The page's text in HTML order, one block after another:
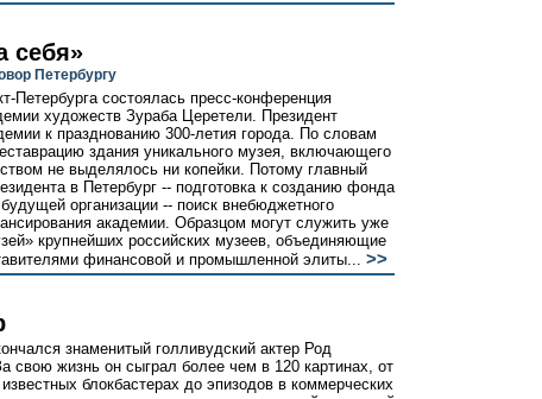
себя»
Петербургу
Петербурга состоялась пресс-конференция
художеств Зураба Церетели. Президент
к празднованию 300-летия города. По словам
здания уникального музея, включающего
не выделялось ни копейки. Потому главный
в Петербург -- подготовка к созданию фонда
организации -- поиск внебюджетного
академии. Образцом могут служить уже
крупнейших российских музеев, объединяющие
финансовой и промышленной элиты... >>
знаменитый голливудский актер Род
свою жизнь он сыграл более чем в 120 картинах, от
блокбастерах до эпизодов в коммерческих